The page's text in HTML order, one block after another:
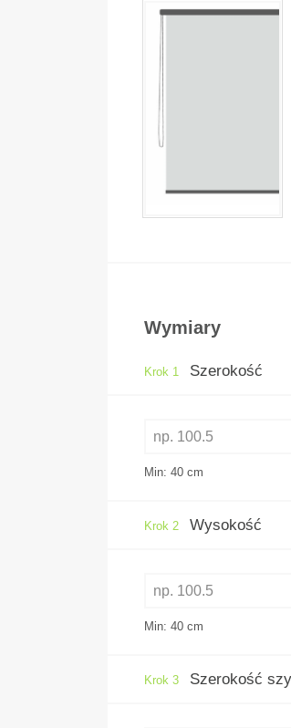
Wymiary
Krok 1 Szerokość
Min: 40 cm
Krok 2 Wysokość
Min: 40 cm
Krok 3 Szerokość